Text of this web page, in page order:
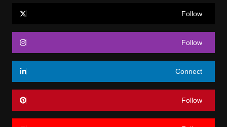
Follow
Follow
Connect
Follow